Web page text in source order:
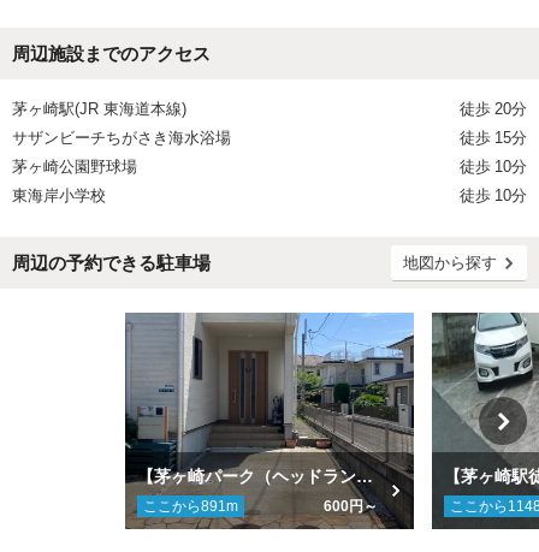
周辺施設までのアクセス
茅ヶ崎駅(JR 東海道本線) 徒歩 20分
サザンビーチちがさき海水浴場
徒歩 15分
茅ヶ崎公園野球場
徒歩 10分
東海岸小学校
徒歩 10分
周辺の予約できる駐車場 地図から探す
【茅ヶ崎パーク（ヘッドランドビーチ）徒歩10分】東海岸南駐車場
ここから891m 600円～ ここから